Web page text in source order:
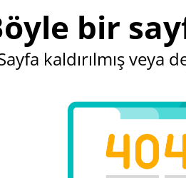
bir
kaldırılmış veya